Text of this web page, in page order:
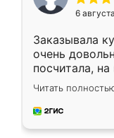
6
Заказывала
очень
посчитала,
Замерщик
делу со всей
за день,
Читать